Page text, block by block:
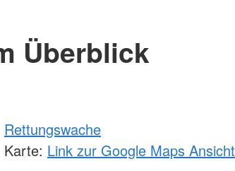
Überblick
Rettungswache
Karte: Link zur Google Maps Ansicht